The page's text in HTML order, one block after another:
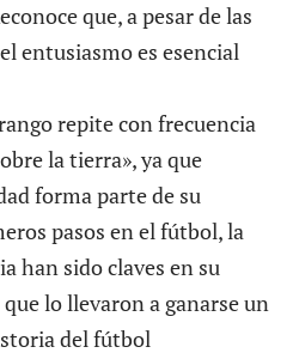
que, a pesar de las
entusiasmo es esencial
repite con frecuencia
la tierra», ya que
forma parte de su
pasos en el fútbol, la
han sido claves en su
lo llevaron a ganarse un
del fútbol